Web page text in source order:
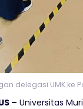
delegasi UMK ke
– Universitas